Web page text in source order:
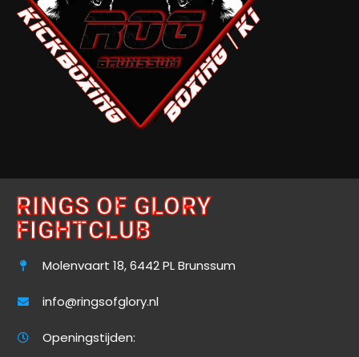
RINGS OF GLORY
FIGHTCLUB
Molenvaart 18, 6442 PL Brunssum
info@ringsofglory.nl
Openingstijden: